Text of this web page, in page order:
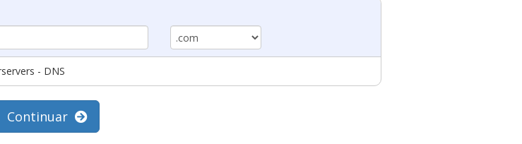
- DNS
Continuar